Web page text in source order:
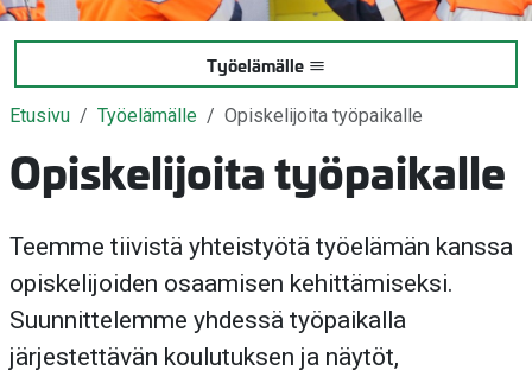
Työelämälle
Etusivu Työelämälle Opiskelijoita työpaikalle
Opiskelijoita työpaikalle
Teemme tiivistä yhteistyötä työelämän kanssa
opiskelijoiden osaamisen kehittämiseksi.
Suunnittelemme yhdessä työpaikalla
järjestettävän koulutuksen ja näytöt,